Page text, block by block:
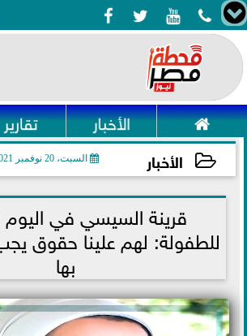
   
 الأخبار تقارير
الأخبار السبت، 20 نوفمبر 2021
2021-11-20 12:08:09 قرينة السيسي في اليوم
للطفولة: لهم علينا حقوق
بها